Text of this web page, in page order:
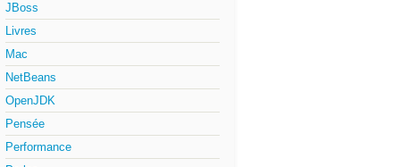
JBoss
Livres
Mac
NetBeans
OpenJDK
Pensée
Performance